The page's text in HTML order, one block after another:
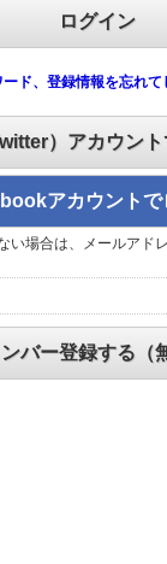
ード、登録情報を忘れて
）アカウン
アカウントで
場合は、メールアド
ンバー登録する（